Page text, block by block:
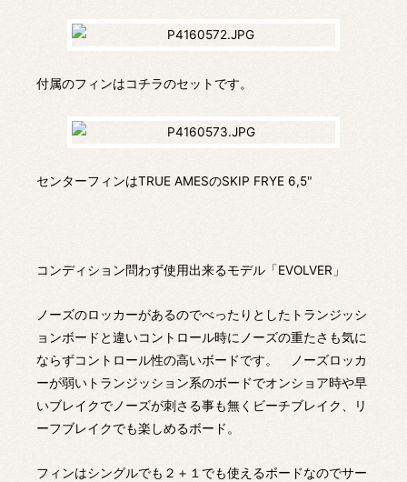
付属のフィンはコチラのセットです。
センターフィンはTRUE AMESのSKIP FRYE 6,5"
コンディション問わず使用出来るモデル「EVOLVER」
ノーズのロッカーがあるのでべったりとしたトランジッシ
ョンボードと違いコントロール時にノーズの重たさも気に
ならずコントロール性の高いボードです。 ノーズロッカ
ーが弱いトランジッション系のボードでオンショア時や早
いブレイクでノーズが刺さる事も無くビーチブレイク、リ
ーフブレイクでも楽しめるボード。
フィンはシングルでも２＋１でも使えるボードなのでサー